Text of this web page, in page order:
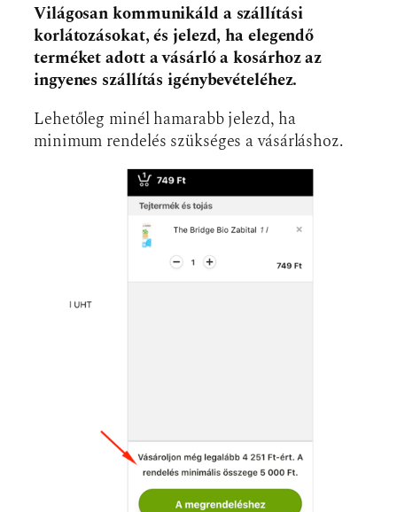
Világosan kommunikáld a szállítási
korlátozásokat, és jelezd, ha elegendő
terméket adott a vásárló a kosárhoz az
ingyenes szállítás igénybevételéhez.
Lehetőleg minél hamarabb jelezd, ha
minimum rendelés szükséges a vásárláshoz.